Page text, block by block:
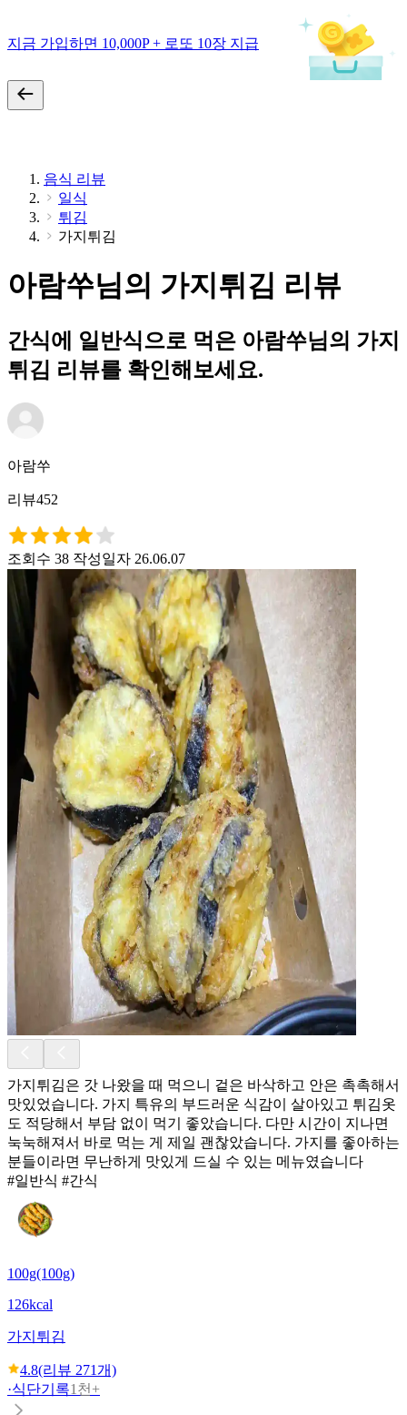
지금 가입하면 10,000P + 로또 10장 지급
음식 리뷰
일식
튀김
가지튀김
아람쑤님의 가지튀김 리뷰
간식에 일반식으로 먹은 아람쑤님의 가지
튀김 리뷰를 확인해보세요.
아람쑤
리뷰452
조회수 38 작성일자 26.06.07
가지튀김은 갓 나왔을 때 먹으니 겉은 바삭하고 안은 촉촉해서
맛있었습니다. 가지 특유의 부드러운 식감이 살아있고 튀김옷
도 적당해서 부담 없이 먹기 좋았습니다. 다만 시간이 지나면
눅눅해져서 바로 먹는 게 제일 괜찮았습니다. 가지를 좋아하는
분들이라면 무난하게 맛있게 드실 수 있는 메뉴였습니다
#일반식 #간식
100g(100g)
126kcal
가지튀김
4.8(리뷰 271개)
·식단기록1천+